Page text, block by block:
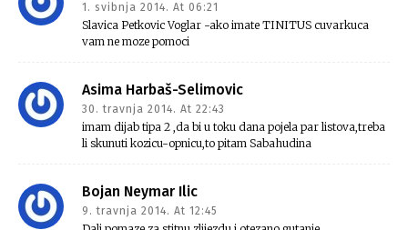
1. svibnja 2014. At 06:21
Slavica Petkovic Voglar -ako imate TINITUS cuvarkuca
vam ne moze pomoci
Asima Harbaš-Selimovic
30. travnja 2014. At 22:43
imam dijab tipa 2 ,da bi u toku dana pojela par listova,treba
li skunuti kozicu-opnicu,to pitam Sabahudina
Bojan Neymar Ilic
9. travnja 2014. At 12:45